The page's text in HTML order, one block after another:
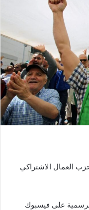
العمال الاشتراكي
على فيسبوك